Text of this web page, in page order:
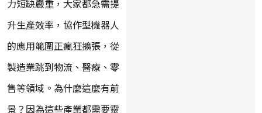
力短缺嚴重，大家都急需提
升生產效率，協作型機器人
的應用範圍正瘋狂擴張，從
製造業跳到物流、醫療、零
售等領域。為什麼這麼有前
景？因為這些產業都需要靈